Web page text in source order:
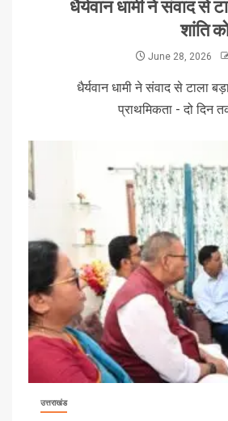
धैर्यवान धामी ने संवाद से
शांति
June 28, 2026
धैर्यवान धामी ने संवाद से टाला
प्राथमिकता - दो दिन
उत्तराखंड